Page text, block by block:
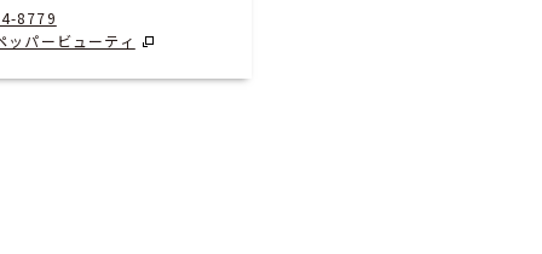
8779
ッパービューティ